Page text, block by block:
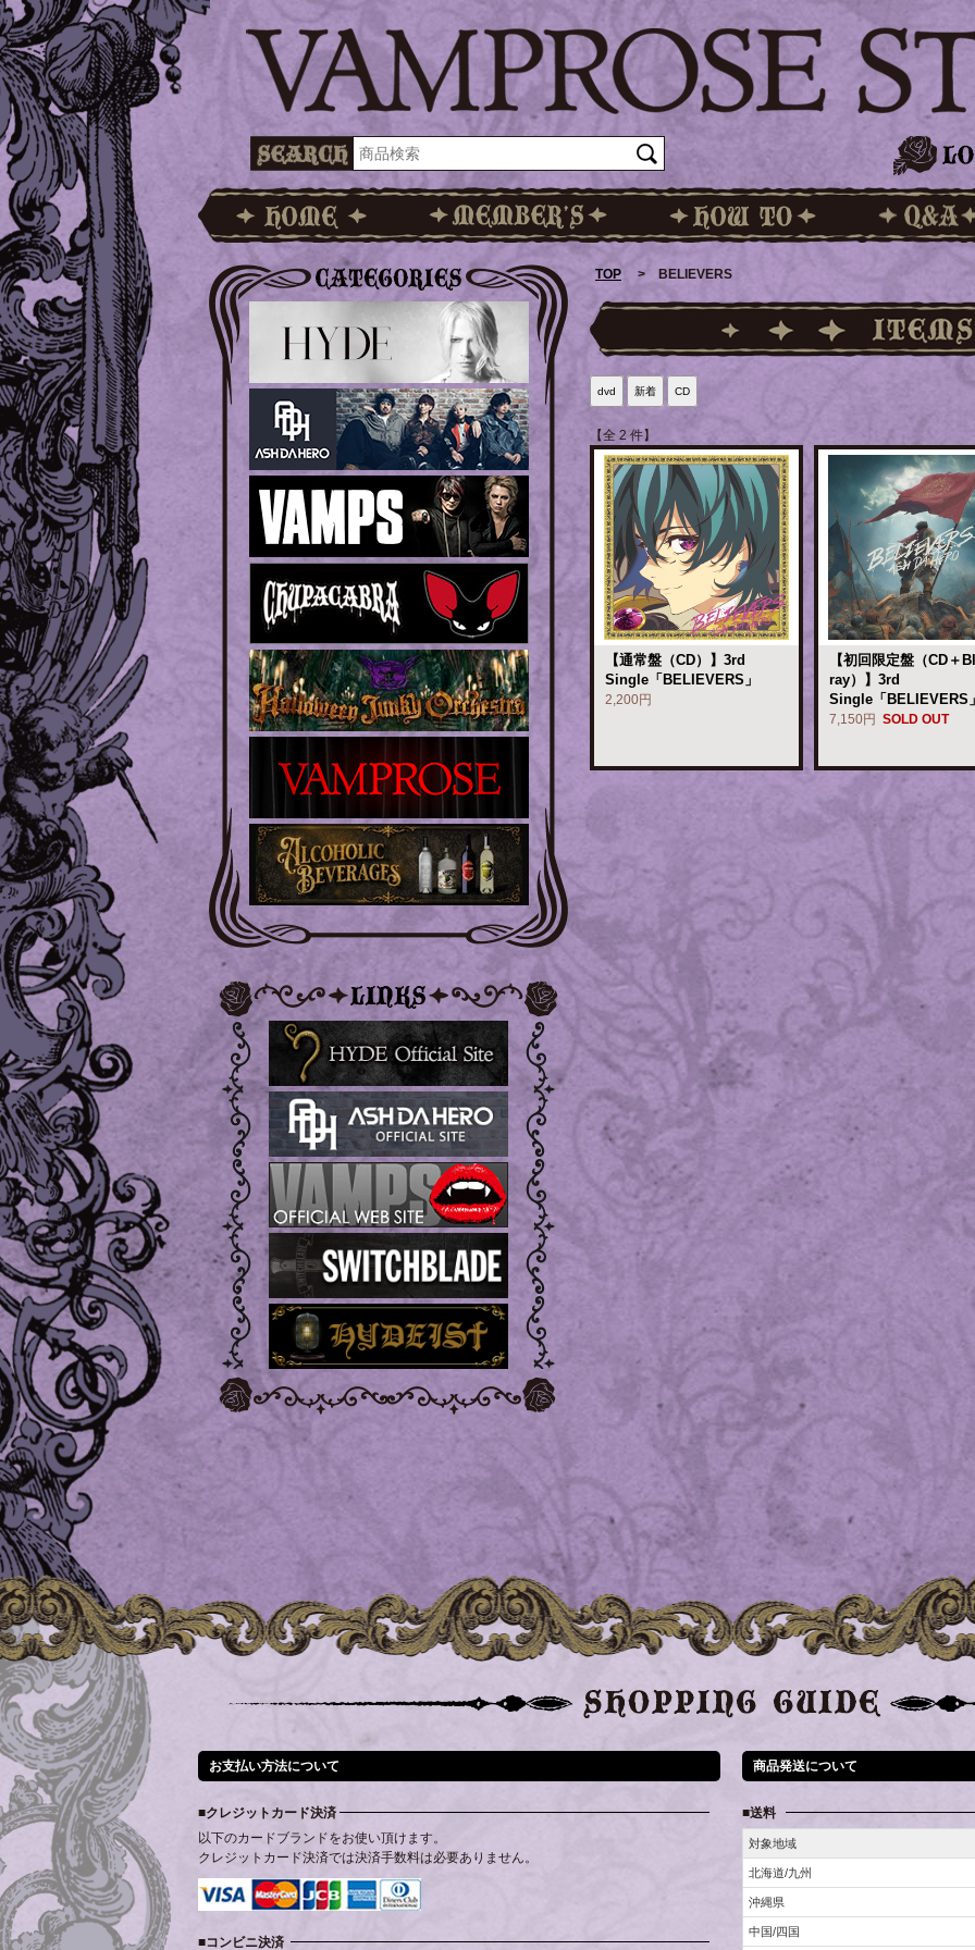
TOP > BELIEVERS
dvd 新着 CD
【全 2 件】
【通常盤（CD）】3rd
Single「BELIEVERS」
2,200円
【初回限定盤（CD＋
ray）】3rd
Single「BELIEVERS
7,150円 SOLD OUT
お支払い方法について
クレジットカード決済
以下のカードブランドをお使い頂けます。
クレジットカード決済では決済手数料は必要ありません。
コンビニ決済
商品発送について
送料
対象地域
北海道/九州
沖縄県
中国/四国